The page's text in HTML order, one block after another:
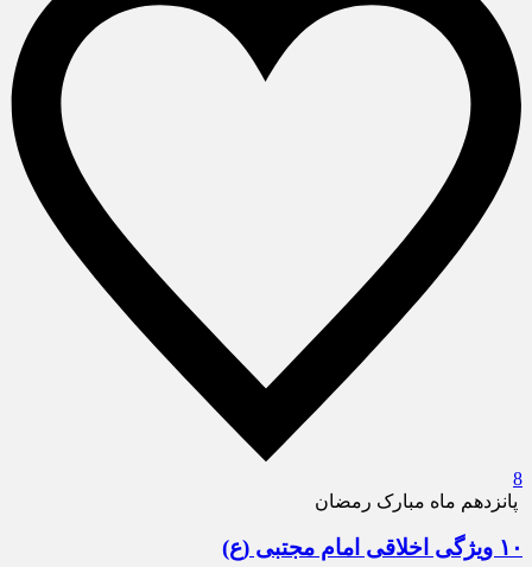
8
پانزدهم ماه مبارک رمضان
۱۰ ویژگی اخلاقی امام مجتبی (ع)